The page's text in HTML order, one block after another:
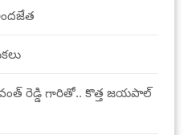
రెడ్డి గారితో.. కొత్త జయపాల్